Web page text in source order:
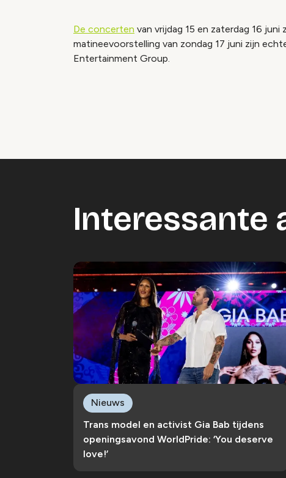
De concerten van vrijdag 15 en zaterdag 16
matineevoorstelling van zondag 17 juni zijn
Entertainment Group.
Interessante
Trans model en activist Gia Bab tijdens
openingsavond WorldPride: ‘You deserve
love!’
Nieuws